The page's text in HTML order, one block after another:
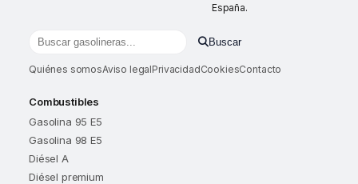
España.
Buscar gasolineras por localidad o provincia
Buscar
Quiénes somosAviso legalPrivacidadCookiesContacto
Combustibles
Gasolina 95 E5
Gasolina 98 E5
Diésel A
Diésel premium